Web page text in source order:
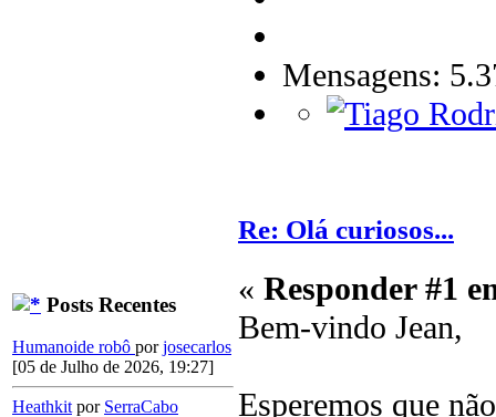
Posts Recentes
Humanoide robô porjosecarlos
[05 de Julho de 2026, 19:27]
Heathkit por SerraCabo
Mensagens:
Re: Olá curiosos...
« Responder #1
Bem-vindo Jean,
Esperemos que